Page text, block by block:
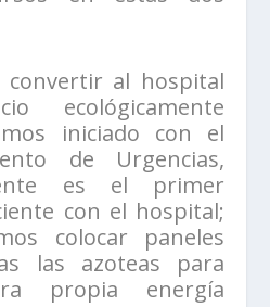
convertir al hospital
ecológicamente
iniciado con el
de Urgencias,
es el primer
con el hospital;
colocar paneles
las azoteas para
propia energía